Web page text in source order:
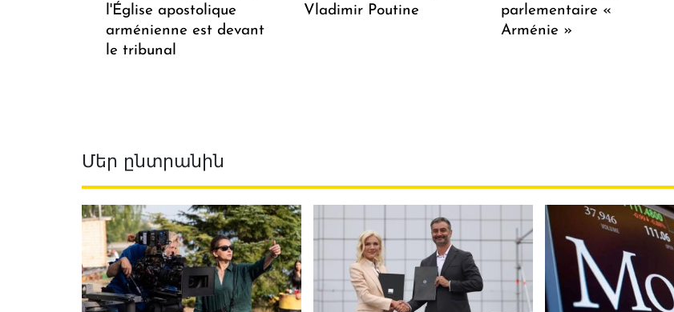
l'Église apostolique
arménienne est devant
le tribunal
Vladimir Poutine
parlementaire «
Arménie »
Մեր ընտրանին